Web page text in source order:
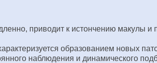
приводит к истончению макулы
образованием новых
наблюдения и динамического